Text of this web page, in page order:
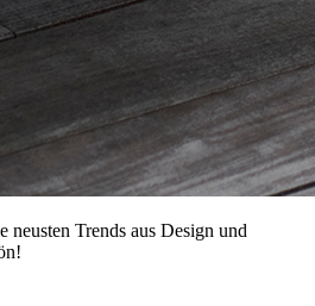
Trends aus Design und